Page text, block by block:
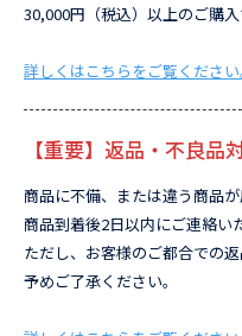
30,000円（税込）以上のご購入
詳しくはこちらをご覧ください
【重要】返品・不良品
商品に不備、または違う商品
商品到着後2日以内にご連絡い
ただし、お客様のご都合での
予めご了承ください。